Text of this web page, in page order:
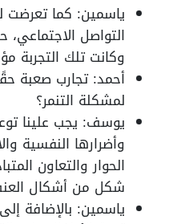
ياسمين: كما تعرضت
التواصل
وكانت تلك التجربة
أحمد: تجارب صعبة
لمشكلة التنمر؟
يوسف: يجب علينا
وأضرارها النفسية
الحوار والتعاون
شكل من أشكال
ياسمين: بالإضافة